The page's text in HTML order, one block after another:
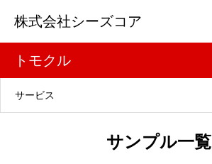
株式会社シーズコア
トモクル
サービス
サンプル一覧